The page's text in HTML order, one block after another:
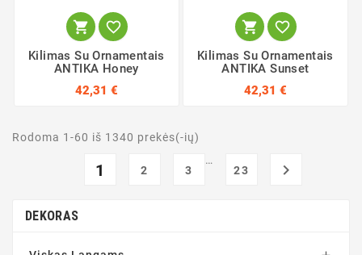
 
Kilimas Su Ornamentais
ANTIKA Honey
42,31 €
 
Kilimas Su Ornamentais
ANTIKA Sunset
42,31 €
Rodoma 1-60 iš 1340 prekės(-ių)
1 2 3
…
23

DEKORAS